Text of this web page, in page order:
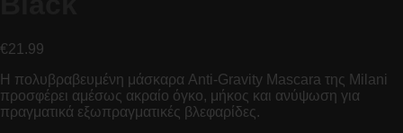
€21.99
Η πολυβραβευμένη μάσκαρα Anti-Gravity Mascara της Milani
προσφέρει αμέσως ακραίο όγκο, μήκος και ανύψωση για
πραγματικά εξωπραγματικές βλεφαρίδες.